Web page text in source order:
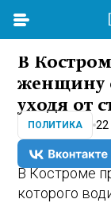
В
женщину
уходя от
ПОЛИТИКА 22
В Костроме
которого